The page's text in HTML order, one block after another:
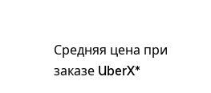
Средняя цена при
заказе UberX*